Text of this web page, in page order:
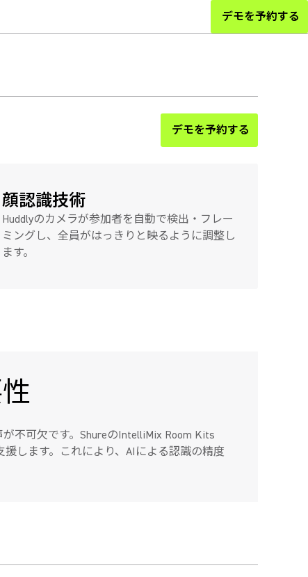
デモを予約する
デモを予約する
顔認識技術
Huddlyのカメラが参加者を自動で検出・フレー
ミングし、全員がはっきりと映るように調整し
ます。
不可欠です。ShureのIntelliMix Room Kits
します。これにより、AIによる認識の精度